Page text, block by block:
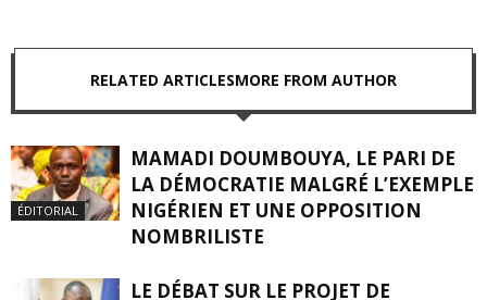
RELATED ARTICLESMORE FROM AUTHOR
ÉDITORIAL
MAMADI DOUMBOUYA, LE PARI DE
LA DÉMOCRATIE MALGRÉ L’EXEMPLE
NIGÉRIEN ET UNE OPPOSITION
NOMBRILISTE
LE DÉBAT SUR LE PROJET DE